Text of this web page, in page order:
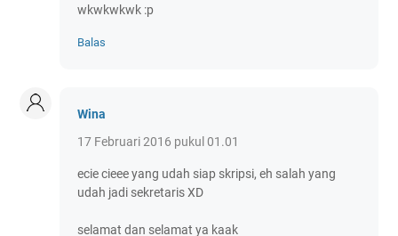
wkwkwkwk :p
Balas
Wina
17 Februari 2016 pukul 01.01
ecie cieee yang udah siap skripsi, eh salah yang
udah jadi sekretaris XD
selamat dan selamat ya kaak